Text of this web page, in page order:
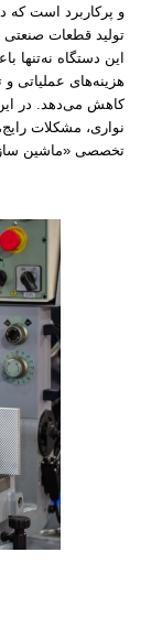
و پرکاربرد است که
تولید قطعات صنعتی
این دستگاه
هزینه‌های عملیاتی
کاهش می‌دهد. در
نواری، مشکلات
تخصصی «ماشین